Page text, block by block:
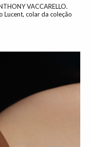
VACCARELLO.
Lucent, colar da coleção